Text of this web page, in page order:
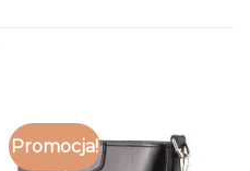
Promocja!